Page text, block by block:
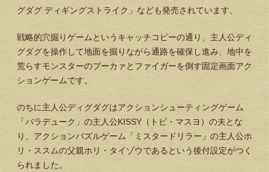
グダグ ディギングストライク」なども発売されています。
戦略的穴掘りゲームというキャッチコピーの通り、主人公ディ
グダグを操作して地面を掘りながら通路を確保し進み、地中を
荒らすモンスターのプーカァとファイガーを倒す固定画面アク
ションゲームです。
のちに主人公ディグダグはアクションシューティングゲーム
「バラデューク」の主人公KISSY（トビ・マスヨ）の夫とな
り、アクションパズルゲーム「ミスタードリラー」の主人公ホ
リ・ススムの父親ホリ・タイゾウであるという後付設定がつく
られました。